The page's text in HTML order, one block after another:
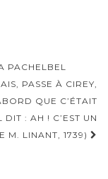
PACHELBEL
PASSE À CIREY,
QUE C’ÉTAIT
: AH ! C’EST UN
M. LINANT, 1739)